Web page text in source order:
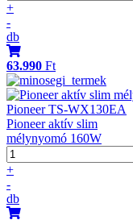
+
-
db
63.990 Ft
Pioneer TS-WX130EA
Pioneer aktív slim
mélynyomó 160W
+
-
db